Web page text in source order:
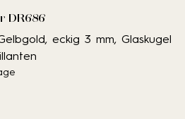
DR686
eckig 3 mm, Glaskugel